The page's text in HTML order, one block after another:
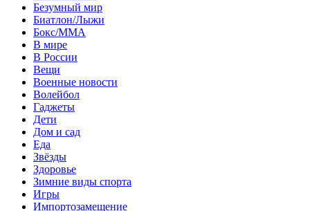
Безумный мир
Биатлон/Лыжи
Бокс/MMA
В мире
В России
Вещи
Военные новости
Волейбол
Гаджеты
Дети
Дом и сад
Еда
Звёзды
Здоровье
Зимние виды спорта
Игры
Импортозамещение